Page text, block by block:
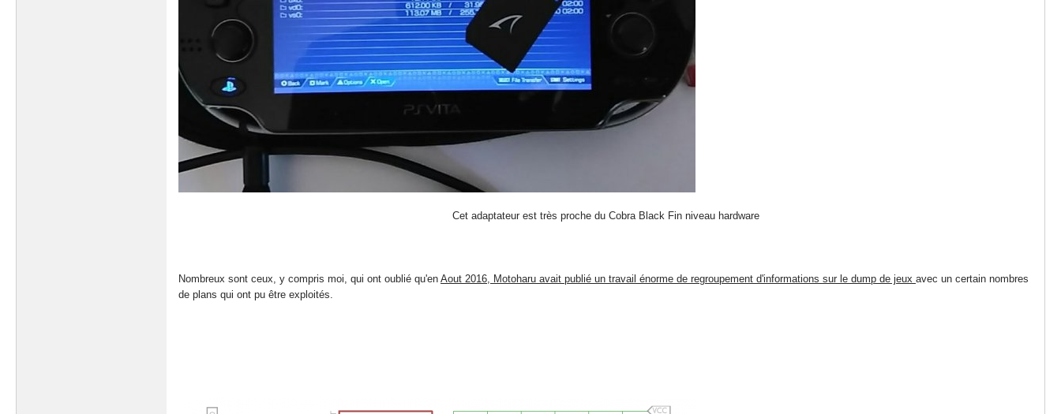
Cet adaptateur est très proche du Cobra Black Fin niveau hardware
Nombreux sont ceux, y compris moi, qui ont oublié qu'en Aout 2016, Motoharu avait publié un travail énorme de regroupement d'informations sur le dump de jeux avec un certain nombres
de plans qui ont pu être exploités.